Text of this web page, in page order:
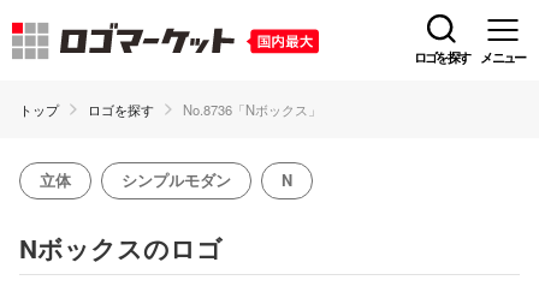
ロゴを探す メニュー
トップ ロゴを探す No.8736「Nボックス」
立体 シンプルモダン N
Nボックスのロゴ